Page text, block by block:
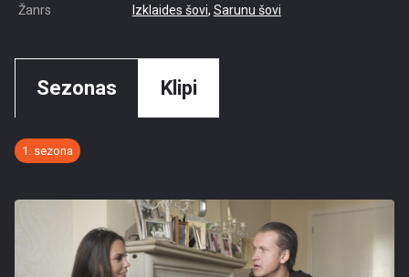
Žanrs Izklaides šovi, Sarunu šovi
Sezonas Klipi
1. sezona